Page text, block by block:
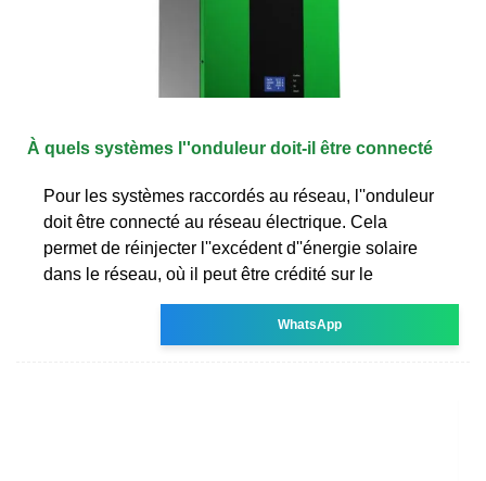
À quels systèmes l''onduleur doit-il être connecté
Pour les systèmes raccordés au réseau, l''onduleur
doit être connecté au réseau électrique. Cela
permet de réinjecter l''excédent d''énergie solaire
dans le réseau, où il peut être crédité sur le
WhatsApp